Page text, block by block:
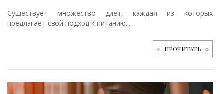
Существует множество диет, каждая из которых
предлагает свой подход к питанию....
ПРОЧИТАТЬ